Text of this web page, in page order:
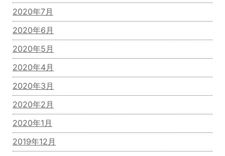
2020年7月
2020年6月
2020年5月
2020年4月
2020年3月
2020年2月
2020年1月
2019年12月